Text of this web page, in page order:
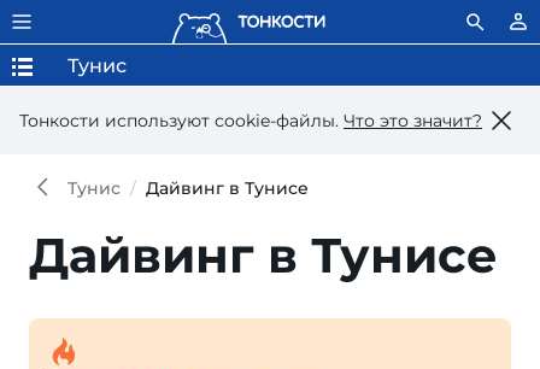
Тонкости используют сookie-файлы. Что это значит?
Тунис
Тунис Дайвинг в Тунисе
Дайвинг в Тунисе